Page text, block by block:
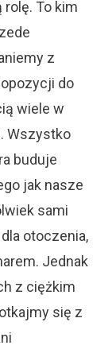
To kim
z
opozycji do
wiele w
Wszystko
buduje
jak nasze
sami
otoczenia,
Jednak
z ciężkim
się z